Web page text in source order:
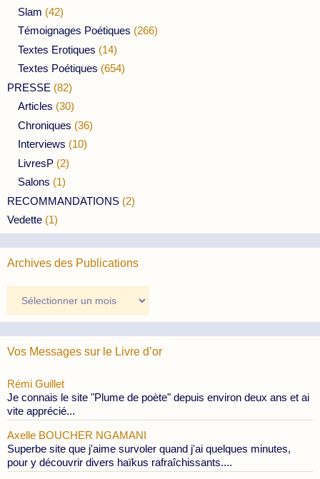
Slam (42)
Témoignages Poétiques (266)
Textes Erotiques (14)
Textes Poétiques (654)
PRESSE (82)
Articles (30)
Chroniques (36)
Interviews (10)
LivresP (2)
Salons (1)
RECOMMANDATIONS (2)
Vedette (1)
Archives des Publications
des
Publications
Vos Messages sur le Livre d’or
Rémi Guillet
Je connais le site "Plume de poète" depuis environ deux ans et ai
vite apprécié...
Axelle BOUCHER NGAMANI
Superbe site que j'aime survoler quand j'ai quelques minutes,
pour y découvrir divers haïkus rafraîchissants....